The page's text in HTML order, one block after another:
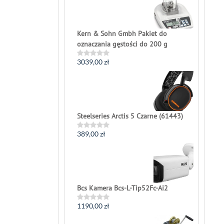
Kern & Sohn Gmbh Pakiet do
oznaczania gęstości do 200 g
Rated
3039,00zł
Steelseries Arctis 5 Czarne (61443)
Rated
389,00zł
Bcs Kamera Bcs-L-Tip52Fc-Ai2
Rated
1190,00zł